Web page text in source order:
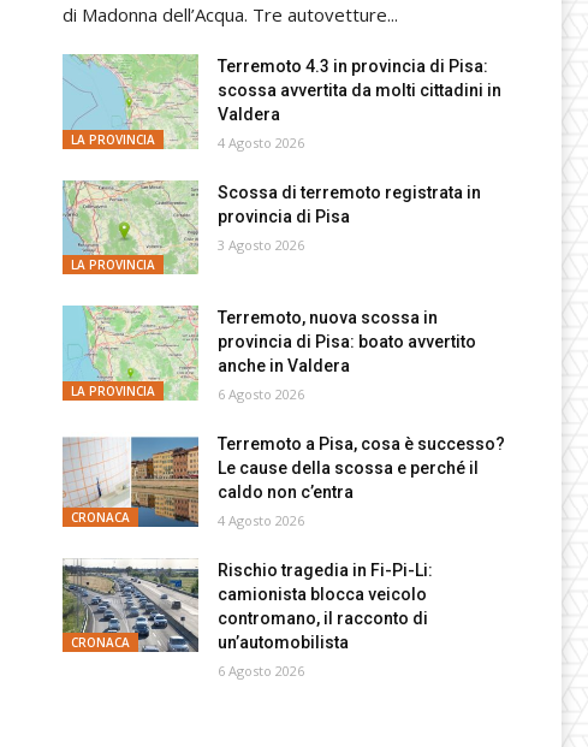
di Madonna dell’Acqua. Tre autovetture...
LA PROVINCIA
Terremoto 4.3 in provincia di Pisa:
scossa avvertita da molti cittadini in
Valdera
4 Agosto 2026
LA PROVINCIA
Scossa di terremoto registrata in
provincia di Pisa
3 Agosto 2026
LA PROVINCIA
Terremoto, nuova scossa in
provincia di Pisa: boato avvertito
anche in Valdera
6 Agosto 2026
CRONACA
Terremoto a Pisa, cosa è successo?
Le cause della scossa e perché il
caldo non c’entra
4 Agosto 2026
CRONACA
Rischio tragedia in Fi-Pi-Li:
camionista blocca veicolo
contromano, il racconto di
un’automobilista
6 Agosto 2026